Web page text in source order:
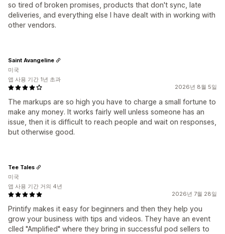
so tired of broken promises, products that don't sync, late
deliveries, and everything else I have dealt with in working with
other vendors.
2026년 8월 5일
The markups are so high you have to charge a small fortune to
make any money. It works fairly well unless someone has an
issue, then it is difficult to reach people and wait on responses,
but otherwise good.
Saint Avangeline
미국
앱 사용 기간 1년 초과
2026년 7월 28일
Printify makes it easy for beginners and then they help you
grow your business with tips and videos. They have an event
clled "Amplified" where they bring in successful pod sellers to
Tee Tales
미국
앱 사용 기간 거의 4년